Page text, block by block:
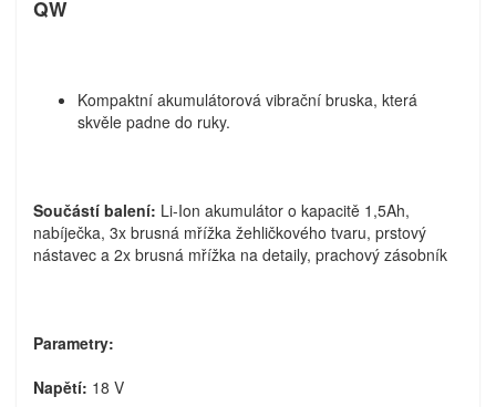
QW
Kompaktní akumulátorová vibrační bruska, která
skvěle padne do ruky.
Součástí balení: Li-Ion akumulátor o kapacitě 1,5Ah,
nabíječka, 3x brusná mřížka žehličkového tvaru, prstový
nástavec a 2x brusná mřížka na detaily, prachový zásobník
Parametry:
Napětí: 18 V